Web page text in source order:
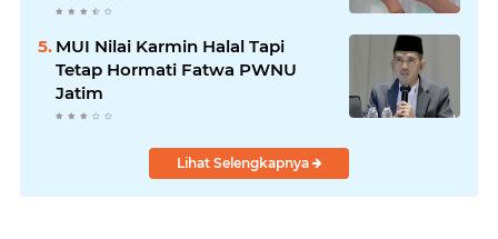
MUI Nilai Karmin Halal Tapi
Tetap Hormati Fatwa PWNU
Jatim
Lihat Selengkapnya